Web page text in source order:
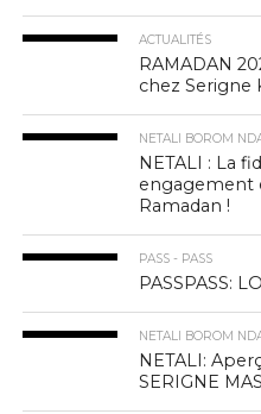
ACTUALITÉS
RAMADAN
chez Serigne
NETALI BOROM
NETALI : La
engagement
Ramadan !
PASS - PASS
PASSPASS:
NETALI BOROM
NETALI:
SERIGNE